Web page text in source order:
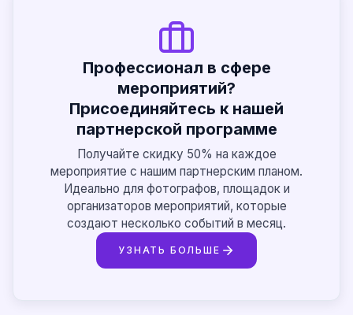
Профессионал в сфере
мероприятий?
Присоединяйтесь к нашей
партнерской программе
Получайте скидку 50% на каждое
мероприятие с нашим партнерским планом.
Идеально для фотографов, площадок и
организаторов мероприятий, которые
создают несколько событий в месяц.
УЗНАТЬ БОЛЬШЕ